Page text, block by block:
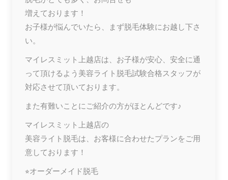
増えております！
お子様が悩んでいたら、まず脱毛体験にお越し下さ
い。
マイレスミット上越店は、お子様が安心、安全に通
って頂けるよう美容ライト脱毛試験合格スタッフが
対応させて頂いております。
また有難いことにご紹介の方がほとんどです♪
マイレスミット上越店の
美容ライト脱毛は、お客様に合わせたプランをご用
意しております！
⭐︎オーダーメイド脱毛